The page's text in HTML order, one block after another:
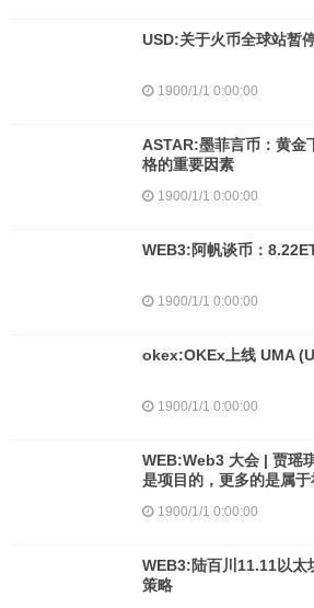
USD:关于火币全球站暂
1900/1/1 0:00:00
ASTAR:墨菲言币：黄金
格的重要因素
1900/1/1 0:00:00
WEB3:阿帆谈币：
1900/1/1 0:00:00
okex:OKEx上线 UMA
1900/1/1 0:00:00
WEB:Web3 大会 | 贾瑶
是项目的，更多的是属于
1900/1/1 0:00:00
WEB3:陆百川11.11以太
策略